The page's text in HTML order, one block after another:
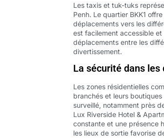
Les taxis et tuk-tuks
Penh. Le quartier BKK1
déplacements vers les
est facilement accessible
déplacements entre les
divertissement.
La sécurité dans
Les zones résidentielles
branchés et leurs
surveillé, notamment près
Lux Riverside Hotel &
constante et une présence
les lieux de sortie favorise